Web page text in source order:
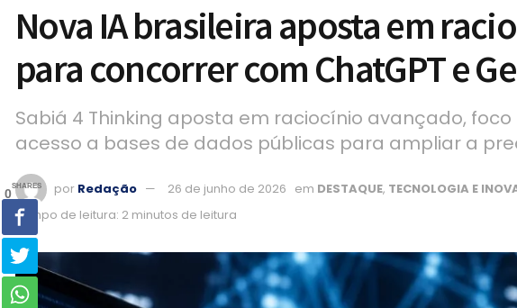
Nova IA brasileira aposta em
para concorrer com ChatGPT e
Sabiá 4 Thinking aposta em raciocínio avançado,
acesso a bases de dados públicas para ampliar a
por Redação 26 de junho de 2026 em DESTAQUE, TECNOLOGIA E
Tempo de leitura: 2 minutos de leitura
0
SHARES